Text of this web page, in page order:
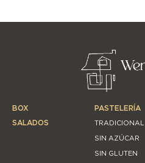
BOX
SALADOS
PASTELERÍA
TRADICIONAL
SIN AZÚCAR
SIN GLUTEN